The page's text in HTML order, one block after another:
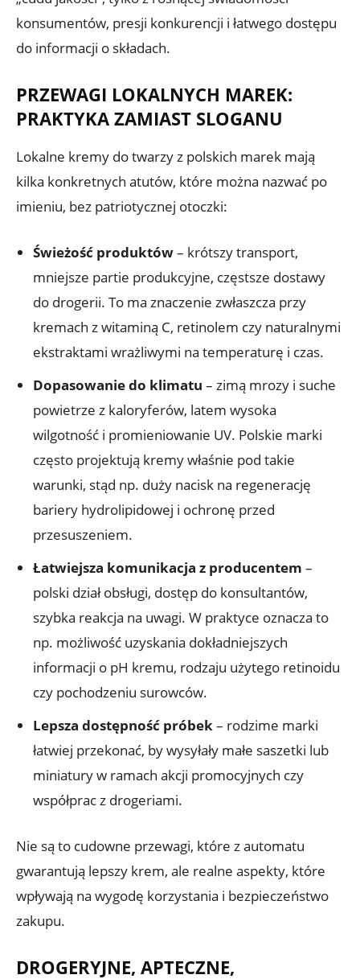
konsumentów, presji konkurencji i łatwego dostępu
do informacji o składach.
PRZEWAGI LOKALNYCH MAREK:
PRAKTYKA ZAMIAST SLOGANU
Lokalne kremy do twarzy z polskich marek mają
kilka konkretnych atutów, które można nazwać po
imieniu, bez patriotycznej otoczki:
Świeżość produktów– krótszy transport,
mniejsze partie produkcyjne, częstsze dostawy
do drogerii. To ma znaczenie zwłaszcza przy
kremach z witaminą C, retinolem czy naturalnymi
ekstraktami wrażliwymi na temperaturę i czas.
Dopasowanie do klimatu – zimą mrozy i suche
powietrze z kaloryferów, latem wysoka
wilgotność i promieniowanie UV. Polskie marki
często projektują kremy właśnie pod takie
warunki, stąd np. duży nacisk na regenerację
bariery hydrolipidowej i ochronę przed
przesuszeniem.
Łatwiejsza komunikacja z producentem –
polski dział obsługi, dostęp do konsultantów,
szybka reakcja na uwagi. W praktyce oznacza to
np. możliwość uzyskania dokładniejszych
informacji o pH kremu, rodzaju użytego retinoidu
czy pochodzeniu surowców.
Lepsza dostępność próbek– rodzime marki
łatwiej przekonać, by wysyłały małe saszetki lub
miniatury w ramach akcji promocyjnych czy
współprac z drogeriami.
Nie są to cudowne przewagi, które z automatu
gwarantują lepszy krem, ale realne aspekty, które
wpływają na wygodę korzystania i bezpieczeństwo
zakupu.
DROGERYJNE, APTECZNE,